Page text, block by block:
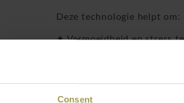
Consent
Deze technologie helpt om:
✦ Vermoeidheid en stress